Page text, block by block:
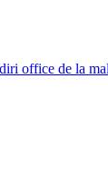
office de la